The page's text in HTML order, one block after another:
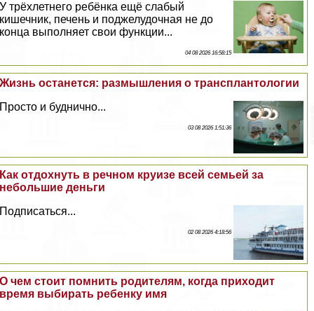
У трёхлетнего ребёнка ещё слабый
кишечник, печень и поджелудочная не до
конца выполняет свои функции...
04 08 2026 16:58:15
Жизнь останется: размышления о трaнcплантологии
Просто и буднично...
03 08 2026 1:51:36
Как отдохнуть в речном круизе всей семьей за
небольшие деньги
Подписаться...
02 08 2026 4:18:56
О чем стоит помнить родителям, когда приходит
время выбирать ребенку имя